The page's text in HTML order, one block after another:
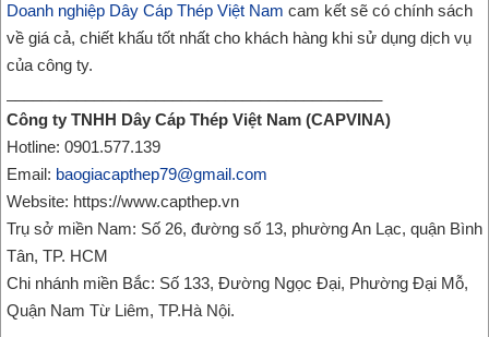
Doanh nghiệp Dây Cáp Thép Việt Nam cam kết sẽ có chính sách
về giá cả, chiết khấu tốt nhất cho khách hàng khi sử dụng dịch vụ
của công ty.
Công ty TNHH Dây Cáp Thép Việt Nam (CAPVINA)
Hotline: 0901.577.139
Email: baogiacapthep79@gmail.com
Website: https://www.capthep.vn
Trụ sở miền Nam: Số 26, đường số 13, phường An Lạc, quận Bình
Tân, TP. HCM
Chi nhánh miền Bắc: Số 133, Đường Ngọc Đại, Phường Đại Mỗ,
Quận Nam Từ Liêm, TP.Hà Nội.